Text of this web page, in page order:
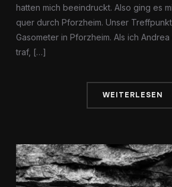
hatten mich beeindruckt. Also ging es
quer durch Pforzheim. Unser
Gasometer in Pforzheim. Als ich
traf, […]
WEITERLESEN